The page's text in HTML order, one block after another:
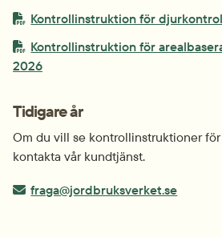
PDF-fil.
Kontrollinstruktion för
PDF-fil.
Kontrollinstruktion för
2026pdf, 1.4 MB.
Tidigare år
Om du vill se kontroll­instruktioner
kontakta vår kundtjänst.
E-post:
fraga@jordbruksverket.se